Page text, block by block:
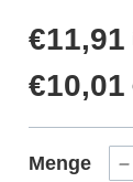
Preis
€11,91
Preis
€10,01
Menge